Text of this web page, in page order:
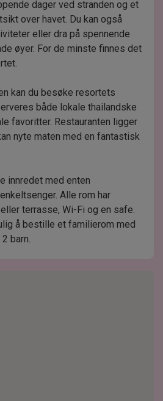
dager ved stranden og et
over havet. Du kan også
eller dra på spennende
øyer. For de minste finnes det
kan du besøke resortets
både lokale thailandske
favoritter. Restauranten ligger
nyte maten med en fantastisk
innredet med enten
Alle rom har
terrasse, Wi-Fi og en safe.
å bestille et familierom med
barn.